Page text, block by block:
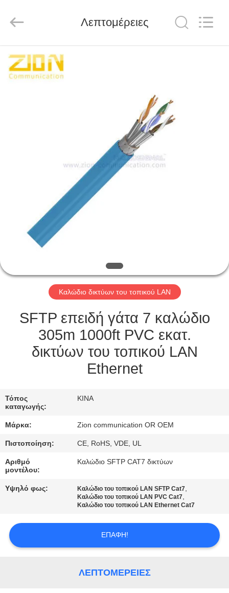
ΣΠΊΤΙ
ΕΡΓΟΣΤΑΣΊΩΝ
ΠΟΙΟΤΙΚΌΣ
ΈΛΕΓΧΟΣ
ΜΑΣ
ΕΛΆΤΕ
ΕΠΑΦΉ
ΑΠΌΣΠΑΣΜΑ
SITEMAP
PRIVACY
LTD.
Λεπτομέρειες
Καλώδιο δικτύων του τοπικού LAN
SFTP επειδή γάτα 7 καλώδιο
305m 1000ft PVC εκατ.
δικτύων του τοπικού LAN
Ethernet
Τόπος
καταγωγής:
ΚΙΝΑ
Μάρκα: Zion communication OR OEM
Πιστοποίηση: CE, RoHS, VDE, UL
Αριθμό
μοντέλου:
Καλώδιο SFTP CAT7 δικτύων
Υψηλό φως: Καλώδιο του τοπικού LAN SFTP Cat7,
Καλώδιο του τοπικού LAN PVC Cat7,
Καλώδιο του τοπικού LAN Ethernet Cat7
ΕΠΑΦΉ!
ΛΕΠΤΟΜΈΡΕΙΕΣ